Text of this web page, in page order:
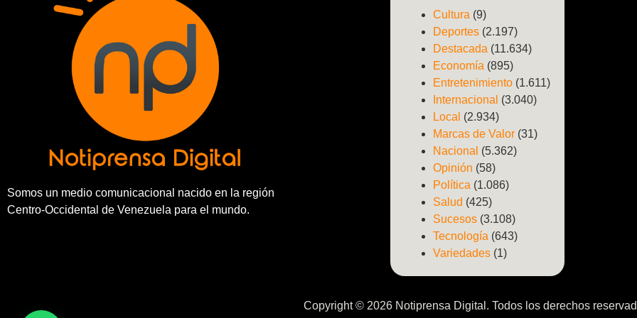
Somos un medio comunicacional nacido en la región
Centro-Occidental de Venezuela para el mundo.
Cultura (9)
Deportes (2.197)
Destacada (11.634)
Economía (895)
Entretenimiento (1.611)
Internacional (3.040)
Local (2.934)
Marcas de Valor (31)
Nacional (5.362)
Opinión (58)
Política (1.086)
Salud (425)
Sucesos (3.108)
Tecnología (643)
Variedades (1)
Copyright © 2026 Notiprensa Digital. Todos los derechos